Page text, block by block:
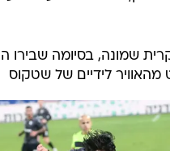
שמונה, בסיומה שבירו
לידיים של שטקוס